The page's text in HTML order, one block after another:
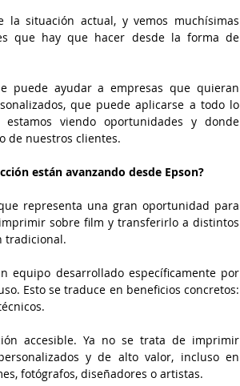
la situación actual, y vemos muchísimas
que hay que hacer desde la forma de
puede ayudar a empresas que quieran
que puede aplicarse a todo lo
viendo oportunidades y donde
de nuestros clientes.
están avanzando desde Epson?
representa una gran oportunidad para
sobre film y transferirlo a distintos
tradicional.
equipo desarrollado específicamente por
Esto se traduce en beneficios concretos:
accesible. Ya no se trata de imprimir
y de alto valor, incluso en
fotógrafos, diseñadores o artistas.